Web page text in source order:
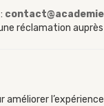
réclamation auprès
améliorer